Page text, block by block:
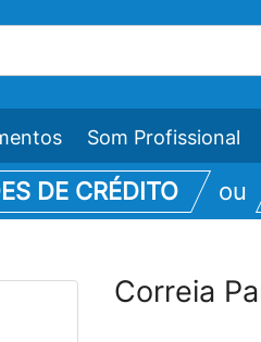
Som Profissional
DE CRÉDITO ou
Correia